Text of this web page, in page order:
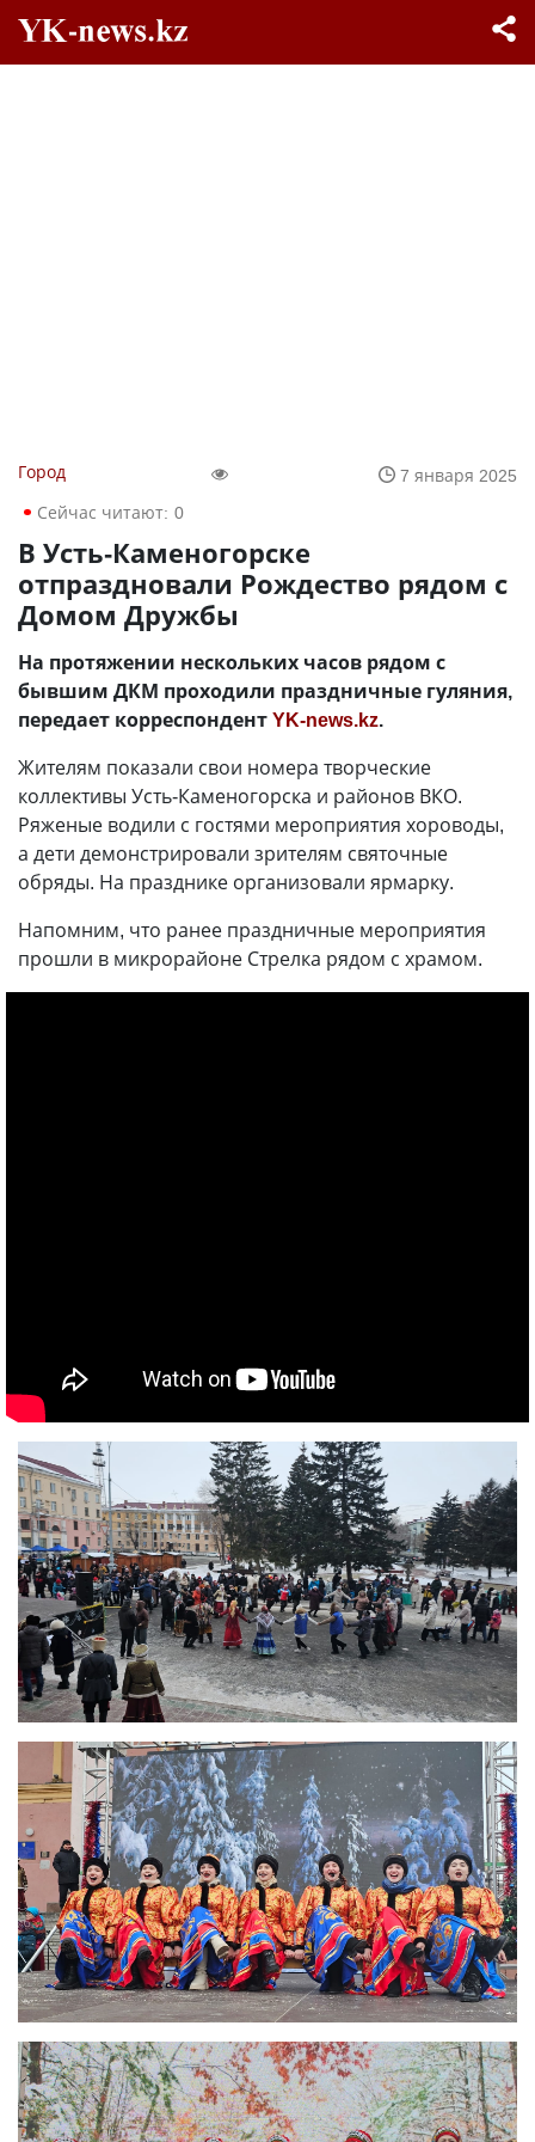
Город
7 января 2025
Сейчас читают: 0
В Усть-Каменогорске
отпраздновали Рождество рядом с
Домом Дружбы
На протяжении нескольких часов рядом с
бывшим ДКМ проходили праздничные гуляния,
передает корреспондентYK-news.kz.
Жителям показали свои номера творческие
коллективы Усть-Каменогорска и районов ВКО.
Ряженые водили с гостями мероприятия хороводы,
а дети демонстрировали зрителям святочные
обряды. На празднике организовали ярмарку.
Напомним, что ранее праздничные мероприятия
прошли в микрорайоне Стрелка рядом с храмом.